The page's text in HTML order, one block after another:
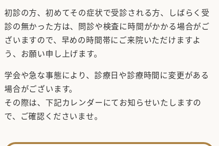
初診の方、初めてその症状で受診される方、しばらく受
診の無かった方は、問診や検査に時間がかかる場合がご
ざいますので、早めの時間帯にご来院いただけますよ
う、お願い申し上げます。
学会や急な事態により、診療日や診療時間に変更がある
場合がございます。
その際は、下記カレンダーにてお知らせいたしますの
で、ご確認くださいませ。